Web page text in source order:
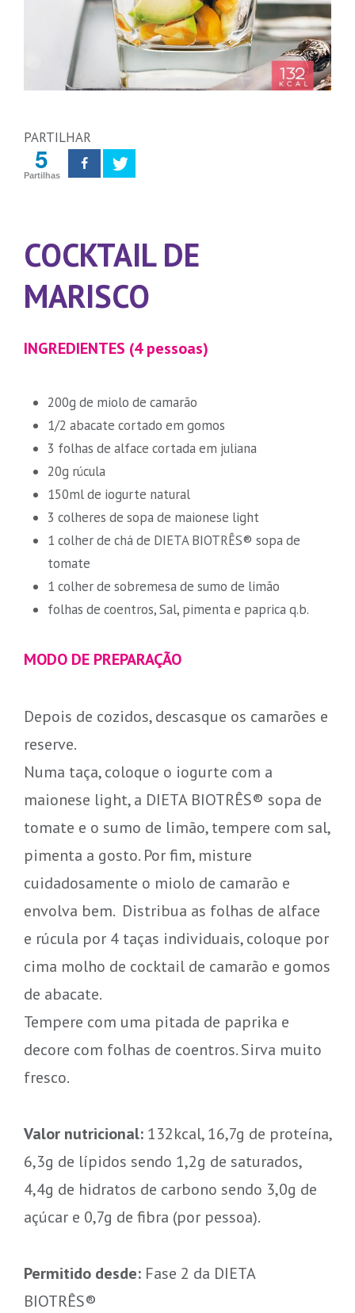
PARTILHAR
5
Partilhas
COCKTAIL DE
MARISCO
INGREDIENTES (4 pessoas)
200g de miolo de camarão
1/2 abacate cortado em gomos
3 folhas de alface cortada em juliana
20g rúcula
150ml de iogurte natural
3 colheres de sopa de maionese light
1 colher de chá de DIETA BIOTRÊS® sopa de
tomate
1 colher de sobremesa de sumo de limão
folhas de coentros, Sal, pimenta e paprica q.b.
MODO DE PREPARAÇÃO
Depois de cozidos, descasque os camarões e
reserve.
Numa taça, coloque o iogurte com a
maionese light, a DIETA BIOTRÊS® sopa de
tomate e o sumo de limão, tempere com sal,
pimenta a gosto. Por fim, misture
cuidadosamente o miolo de camarão e
envolva bem. Distribua as folhas de alface
e rúcula por 4 taças individuais, coloque por
cima molho de cocktail de camarão e gomos
de abacate.
Tempere com uma pitada de paprika e
decore com folhas de coentros. Sirva muito
fresco.
Valor nutricional:132kcal, 16,7g de proteína,
6,3g de lípidos sendo 1,2g de saturados,
4,4g de hidratos de carbono sendo 3,0g de
açúcar e 0,7g de fibra (por pessoa).
Permitido desde:Fase 2 da DIETA
BIOTRÊS®